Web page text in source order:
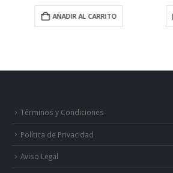
AÑADIR AL CARRITO
Términos y Condiciones
Política de Privacidad
Aviso Legal